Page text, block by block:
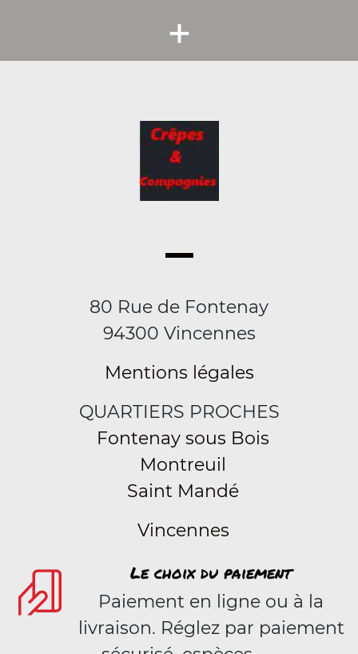
+
80 Rue de Fontenay
94300 Vincennes
Mentions légales
QUARTIERS PROCHES
Fontenay sous Bois
Montreuil
Saint Mandé
Vincennes
Le choix du paiement
Paiement en ligne ou à la
livraison. Réglez par paiement